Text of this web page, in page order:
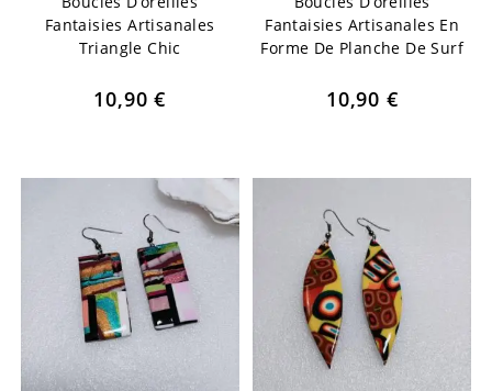
Fantaisies Artisanales
Triangle Chic
10,90€
Fantaisies Artisanales En
Forme De Planche De Surf
10,90 €